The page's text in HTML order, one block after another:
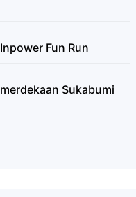
Fun Run
Sukabumi